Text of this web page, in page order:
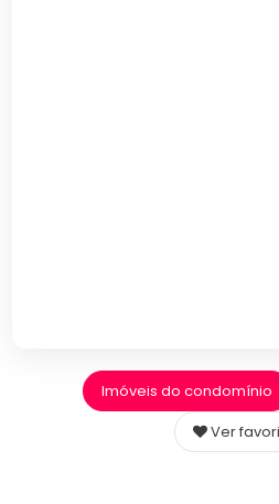
Imóveis do condomínio
Ver